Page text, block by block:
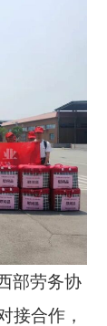
部劳务协
接合作，